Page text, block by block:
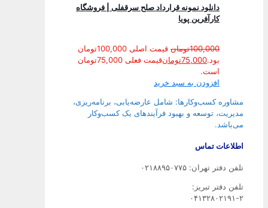
دانلود نمونه قرارداد صلح سرقفلی | فروشگاه
کارآفرین پویا
100,000تومان
قیمت اصلی 100,000تومان
بود.75,000تومان
قیمت فعلی 75,000تومان
است.
افزودن به سبد خرید
مشاوره کسب‌وکارها: شامل عارضه‌یابی، برنامه‌ریزی،
مدیریت، توسعه و بهبود فرآیندهای یک کسب‌وکار
می‌باشد.
اطلاعات تماس
تلفن دفتر تهران: ۰۲۱۸۸۹۵۰۷۷۵
تلفن‌ دفتر تبریز:
۰۴۱۳۲۸۰۲۱۹۱-۲